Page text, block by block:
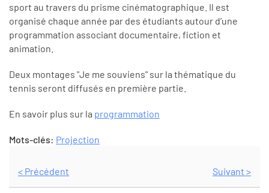
sport au travers du prisme cinématographique. Il est
organisé chaque année par des étudiants autour d’une
programmation associant documentaire, fiction et
animation.
Deux montages "Je me souviens" sur la thématique du
tennis seront diffusés en première partie.
En savoir plus sur la programmation
Mots-clés: Projection
< Précédent Suivant >